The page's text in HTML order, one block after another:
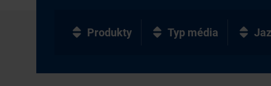
Produkty Typ média